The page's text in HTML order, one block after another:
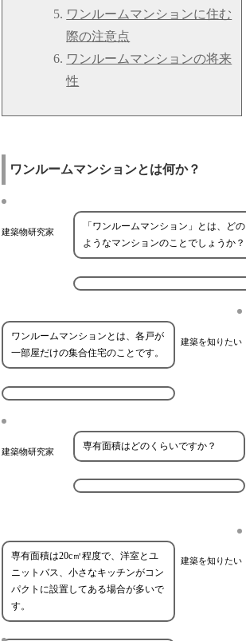
ワンルームマンションに住む
際の注意点
ワンルームマンションの将来
性
ワンルームマンションとは何か？
建築物研究家
「ワンルームマンション」とは、どの
ようなマンションのことでしょうか？
建築を知りたい
ワンルームマンションとは、各戸が
一部屋だけの集合住宅のことです。
建築物研究家 専有面積はどのくらいですか？
建築を知りたい
専有面積は20c㎡程度で、洋室とユ
ニットバス、小さなキッチンがコン
パクトに設置してある場合が多いで
す。